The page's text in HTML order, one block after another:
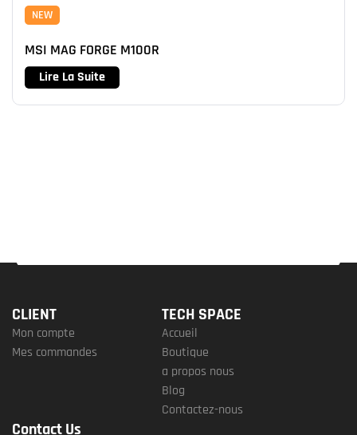
NEW
MSI MAG FORGE M100R
Lire La Suite
CLIENT
Mon compte
Mes commandes
TECH SPACE
Accueil
Boutique
a propos nous
Blog
Contactez-nous
Contact Us